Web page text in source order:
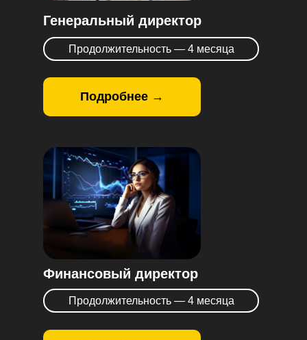
Генеральный директор
Подробнее →
Финансовый директор
Продолжительность — 4 месяца
Продолжительность — 4 месяца